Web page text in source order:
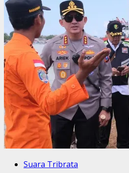
Suara Tribrata